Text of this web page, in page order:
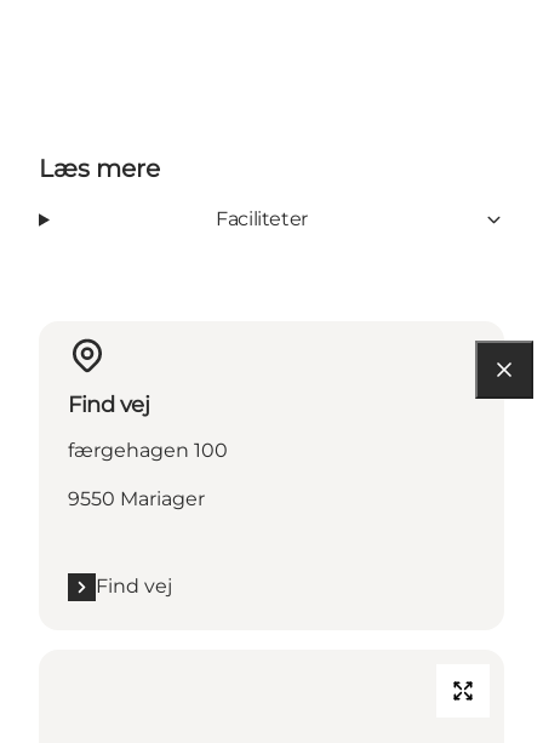
Læs mere
Faciliteter
Find vej
færgehagen 100
9550 Mariager
Find vej